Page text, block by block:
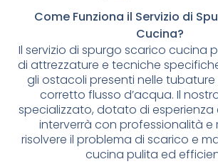
Come Funziona il Servizio di
Cucina?
Il servizio di spurgo scarico cucina
di attrezzature e tecniche
gli ostacoli presenti nelle tubature
corretto flusso d’acqua. Il
specializzato, dotato di
interverrà con professionalità e
risolvere il problema di scarico e
cucina pulita ed